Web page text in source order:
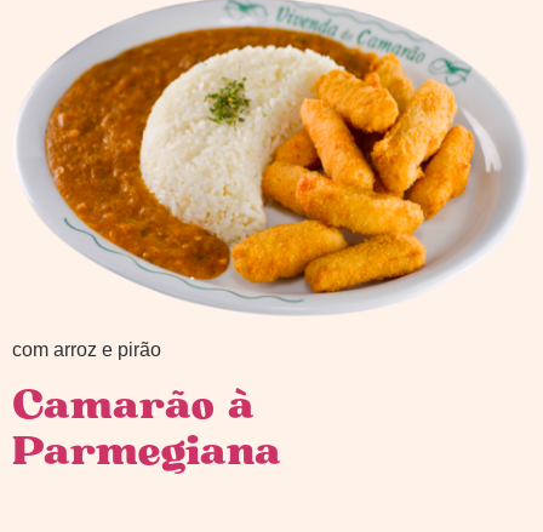
com arroz e pirão
Camarão à
Parmegiana